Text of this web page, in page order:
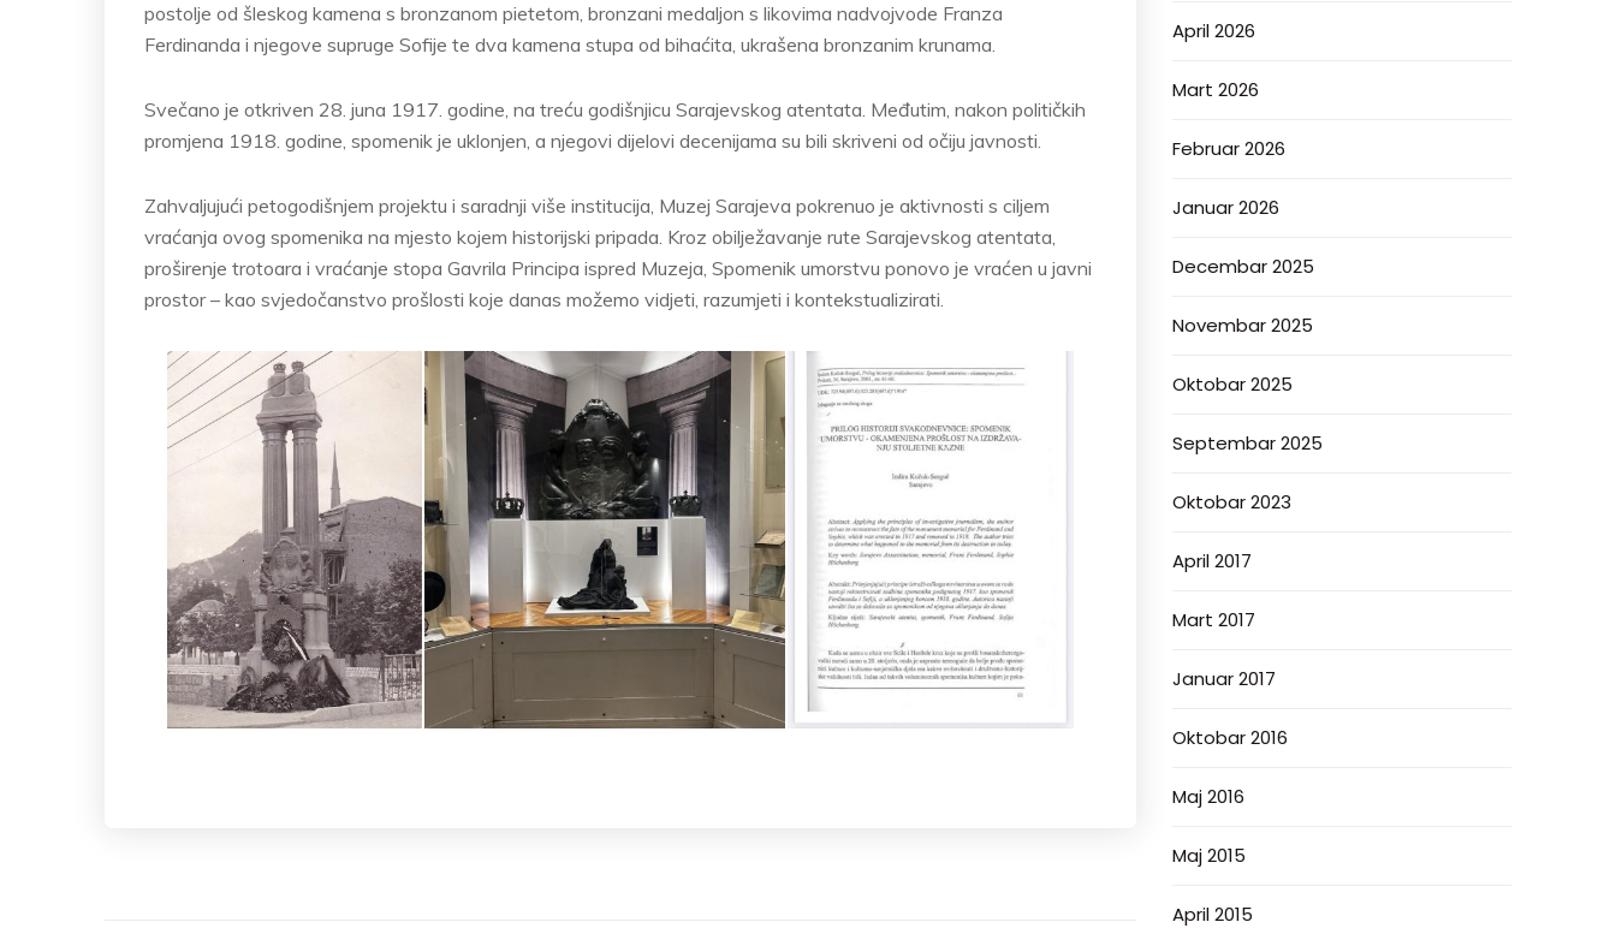
postolje od šleskog kamena s bronzanom pietetom, bronzani medaljon s likovima nadvojvode Franza
Ferdinanda i njegove supruge Sofije te dva kamena stupa od bihaćita, ukrašena bronzanim krunama.
Svečano je otkriven 28. juna 1917. godine, na treću godišnjicu Sarajevskog atentata. Međutim, nakon političkih
promjena 1918. godine, spomenik je uklonjen, a njegovi dijelovi decenijama su bili skriveni od očiju javnosti.
Zahvaljujući petogodišnjem projektu i saradnji više institucija, Muzej Sarajeva pokrenuo je aktivnosti s ciljem
vraćanja ovog spomenika na mjesto kojem historijski pripada. Kroz obilježavanje rute Sarajevskog atentata,
proširenje trotoara i vraćanje stopa Gavrila Principa ispred Muzeja, Spomenik umorstvu ponovo je vraćen u javni
prostor – kao svjedočanstvo prošlosti koje danas možemo vidjeti, razumjeti i kontekstualizirati.
April 2026
Mart 2026
Februar 2026
Januar 2026
Decembar 2025
Novembar 2025
Oktobar 2025
Septembar 2025
Oktobar 2023
April 2017
Mart 2017
Januar 2017
Oktobar 2016
Maj 2016
Maj 2015
April 2015